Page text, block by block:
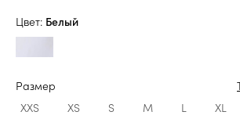
Цвет: Белый
Размер
XXS
XS S M L XL